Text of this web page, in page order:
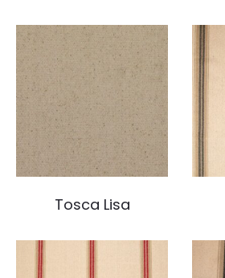
Tosca Lisa